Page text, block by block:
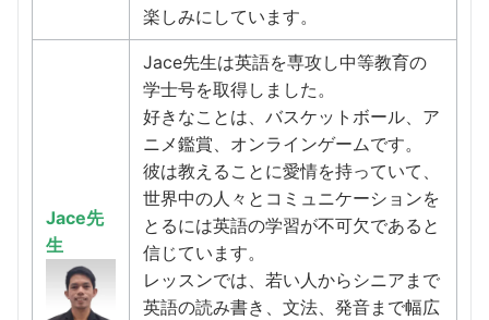
楽しみにしています。
Jace先
生
Jace先生は英語を専攻し中等教育の
学士号を取得しました。
好きなことは、バスケットボール、ア
ニメ鑑賞、オンラインゲームです。
彼は教えることに愛情を持っていて、
世界中の人々とコミュニケーションを
とるには英語の学習が不可欠であると
信じています。
レッスンでは、若い人からシニアまで
英語の読み書き、文法、発音まで幅広